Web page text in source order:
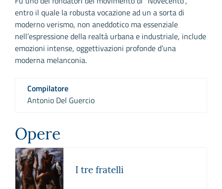
entro il quale la robusta vocazione ad un a sorta di
moderno verismo, non aneddotico ma essenziale
nell’espressione della realtà urbana e industriale, include
emozioni intense, oggettivazioni profonde d’una
moderna melanconia.
Compilatore
Antonio Del Guercio
Opere
I tre fratelli